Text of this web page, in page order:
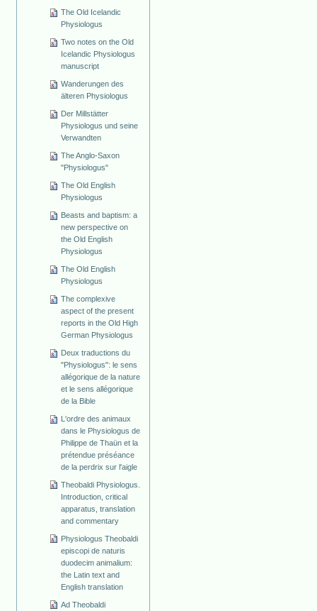
The Old Icelandic
Physiologus
Two notes on the Old
Icelandic Physiologus
manuscript
Wanderungen des
älteren Physiologus
Der Millstätter
Physiologus und seine
Verwandten
The Anglo-Saxon
"Physiologus"
The Old English
Physiologus
Beasts and baptism: a
new perspective on
the Old English
Physiologus
The Old English
Physiologus
The complexive
aspect of the present
reports in the Old High
German Physiologus
Deux traductions du
"Physiologus": le sens
allégorique de la nature
et le sens allégorique
de la Bible
L'ordre des animaux
dans le Physiologus de
Philippe de Thaün et la
prétendue préséance
de la perdrix sur l'aigle
Theobaldi Physiologus.
Introduction, critical
apparatus, translation
and commentary
Physiologus Theobaldi
episcopi de naturis
duodecim animalium:
the Latin text and
English translation
Ad Theobaldi